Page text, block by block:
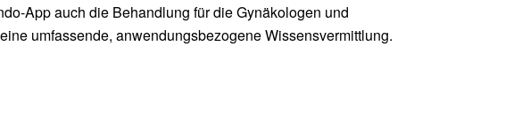
App auch die Behandlung für die Gynäkologen und
umfassende, anwendungsbezogene Wissensvermittlung.